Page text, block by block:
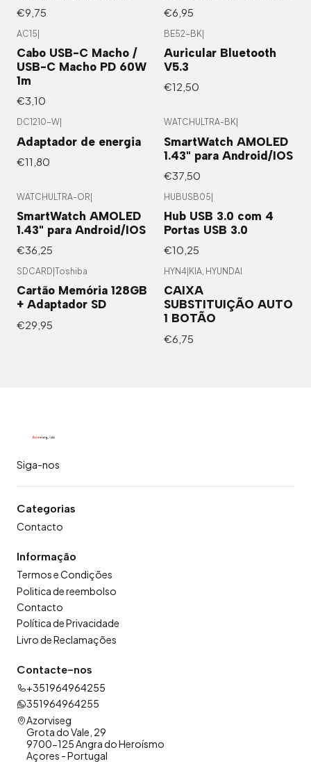
€9,75 €6,95
AC15
Cabo USB-C Macho /
USB-C Macho PD 60W
1m
€3,10
BE52-BK
Auricular Bluetooth
V5.3
€12,50
DC1210-W
Adaptador de energia
€11,80
WATCHULTRA-BK
SmartWatch AMOLED
1.43" para Android/IOS
€37,50
WATCHULTRA-OR
SmartWatch AMOLED
1.43" para Android/IOS
€36,25
HUBUSB05
Hub USB 3.0 com 4
Portas USB 3.0
€10,25
SDCARD Toshiba
Cartão Memória 128GB
+ Adaptador SD
€29,95
HYN4 KIA, HYUNDAI
CAIXA
SUBSTITUIÇÃO AUTO
1 BOTÃO
€6,75
Siga-nos
Categorias
Contacto
Informação
Termos e Condições
Politica de reembolso
Contacto
Política de Privacidade
Livro de Reclamações
Contacte-nos
+351964964255
351964964255
Azorviseg
Grota do Vale, 29
9700-125 Angra do Heroísmo
Açores - Portugal